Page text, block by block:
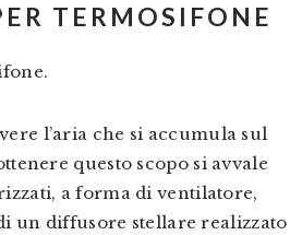
TERMOSIFONE
l’aria che si accumula sul
questo scopo si avvale
a forma di ventilatore,
un diffusore stellare realizzato